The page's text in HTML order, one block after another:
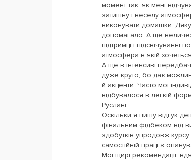
момент так, як мені
затишну і веселу
виконувати домашки.
допомагало. А ще
підтримці і
атмосфера в якій
А ще в інтенсиві
дуже круто, бо дає
й акценти. Часто мої
відбувалося в легкій
Руслані.
Оскільки я пишу відгук
фінальним фідбеком від
здобутків упродовж
самостійній праці з
Мої щирі рекомендації,